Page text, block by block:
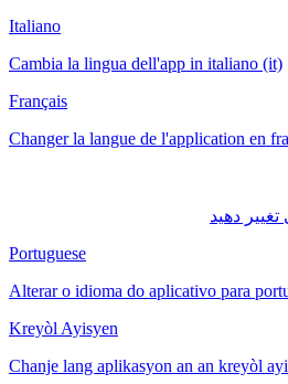
Italiano
Cambia la lingua dell'app in italiano (it)
Français
Changer la langue de l'application en
Portuguese
Alterar o idioma do aplicativo para
Kreyòl Ayisyen
Chanje lang aplikasyon an an kreyòl